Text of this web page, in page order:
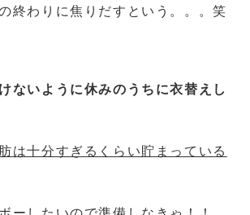
終わりに焦りだすという。。。笑
ないように休みのうちに衣替えし
は十分すぎるくらい貯まっている